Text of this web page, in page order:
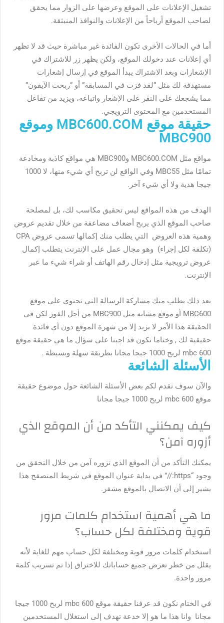
تشغيل الإعلانات على الموقع وعرضها على الزوار مما يحقق
لصاحب الموقع أرباحاً من الإعلانات والنوافذ المنبثقة.
أما في الحالات الأخرى تكون الفائدة غير مباشرة حيث قد لا تظهر
أي إعلانات عند دخولك الموقع، ولكن يظهر زر للاشتراك في
الإشعارات وبعد الاشتراك يبدأ الموقع في إرسال إشعارات
مستهدفة لك مثل “لقد فزت في المسابقة” أو “ربحت الآيفون”
مما يشجعك على النقر على الإشعار واتباعه، ويزيد من تفاعل
المستخدمين مع المحتوى الترويجي.
حقيقة موقع MBC600.COM وموقع
MBC900
مواقع مثل MBC600.COM وMBC900 هي مواقع كاذبة ومخادعة
تمامًا مثل MBC55 وفي الواقع لن تربح أي شيء منها، لا 1000
جيجا هدية ولا أي شيء آخر.
الهدف من هذه المواقع ليس تحقيق مكاسب لك، بل لمصلحة
صاحب الموقع الذي يربح أضعاف مضاعفة من خلال تقديم عروض
وهمية هذه العروض التي يطلب منك إكمالها تسمى عروض CPA
(تكلفة لكل إجراء) وهو مجال عمل على الإنترنت يتطلب إكمال
عروض ترويجية مثل إدخال رقم الهاتف أو شراء شيء ما عبر
الإنترنت.
بعد ذلك يطلب منك مشاركة الرسالة التي تحتوي على موقع
MBC600 أو موقع مشابه مثل MBC900 من أجل الفوز لكن في
الحقيقة هذا الأمر لا يزيد إلا من شهرة الموقع دون أي فائدة
حقيقية لك , وختاما نكون قد اجبنا على سؤال ما هي حقيقة موقع
mbc 600 لربح 1000 جيجا مجانا بطريقة سهلة وبسيطة .
الأسئلة الشائعة
والآن سوف نقدم لكم بعض الأسئلة الشائعة حول موضوع حقيقة
موقع mbc 600 لربح 1000 جيجا مجانا
كيف يمكنني التأكد من أن الموقع الذي
أزوره آمن؟
يمكنك التأكد من أن الموقع الذي تزوره آمن من خلال التحقق من
وجود “https://” في بداية عنوان الموقع في شريط المتصفح هذا
يشير إلى أن الاتصال بالموقع مشفر.
ما هي أهمية استخدام كلمات مرور
قوية ومختلفة لكل حساب؟
استخدام كلمات مرور قوية ومختلفة لكل حساب مهم للغاية لأنه
يقلل من خطر تعرض جميع حساباتك للاختراق إذا تم تسريب كلمة
مرور واحدة.
في الختام نكون قد عرفنا
حقيقة موقع mbc 600 لربح 1000 جيجا
مجانا وانا هذا ما هو إلا خدعة تهدف إلى استغلال المستخدمين